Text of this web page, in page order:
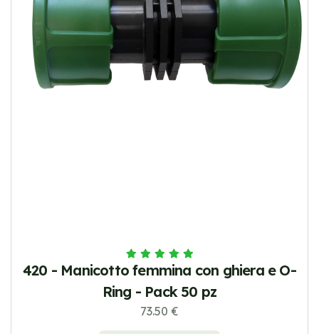
420 - Manicotto femmina con ghiera e O-
Ring - Pack 50 pz
73.50 €